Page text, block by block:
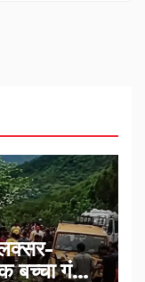
बच्चा गंभीर